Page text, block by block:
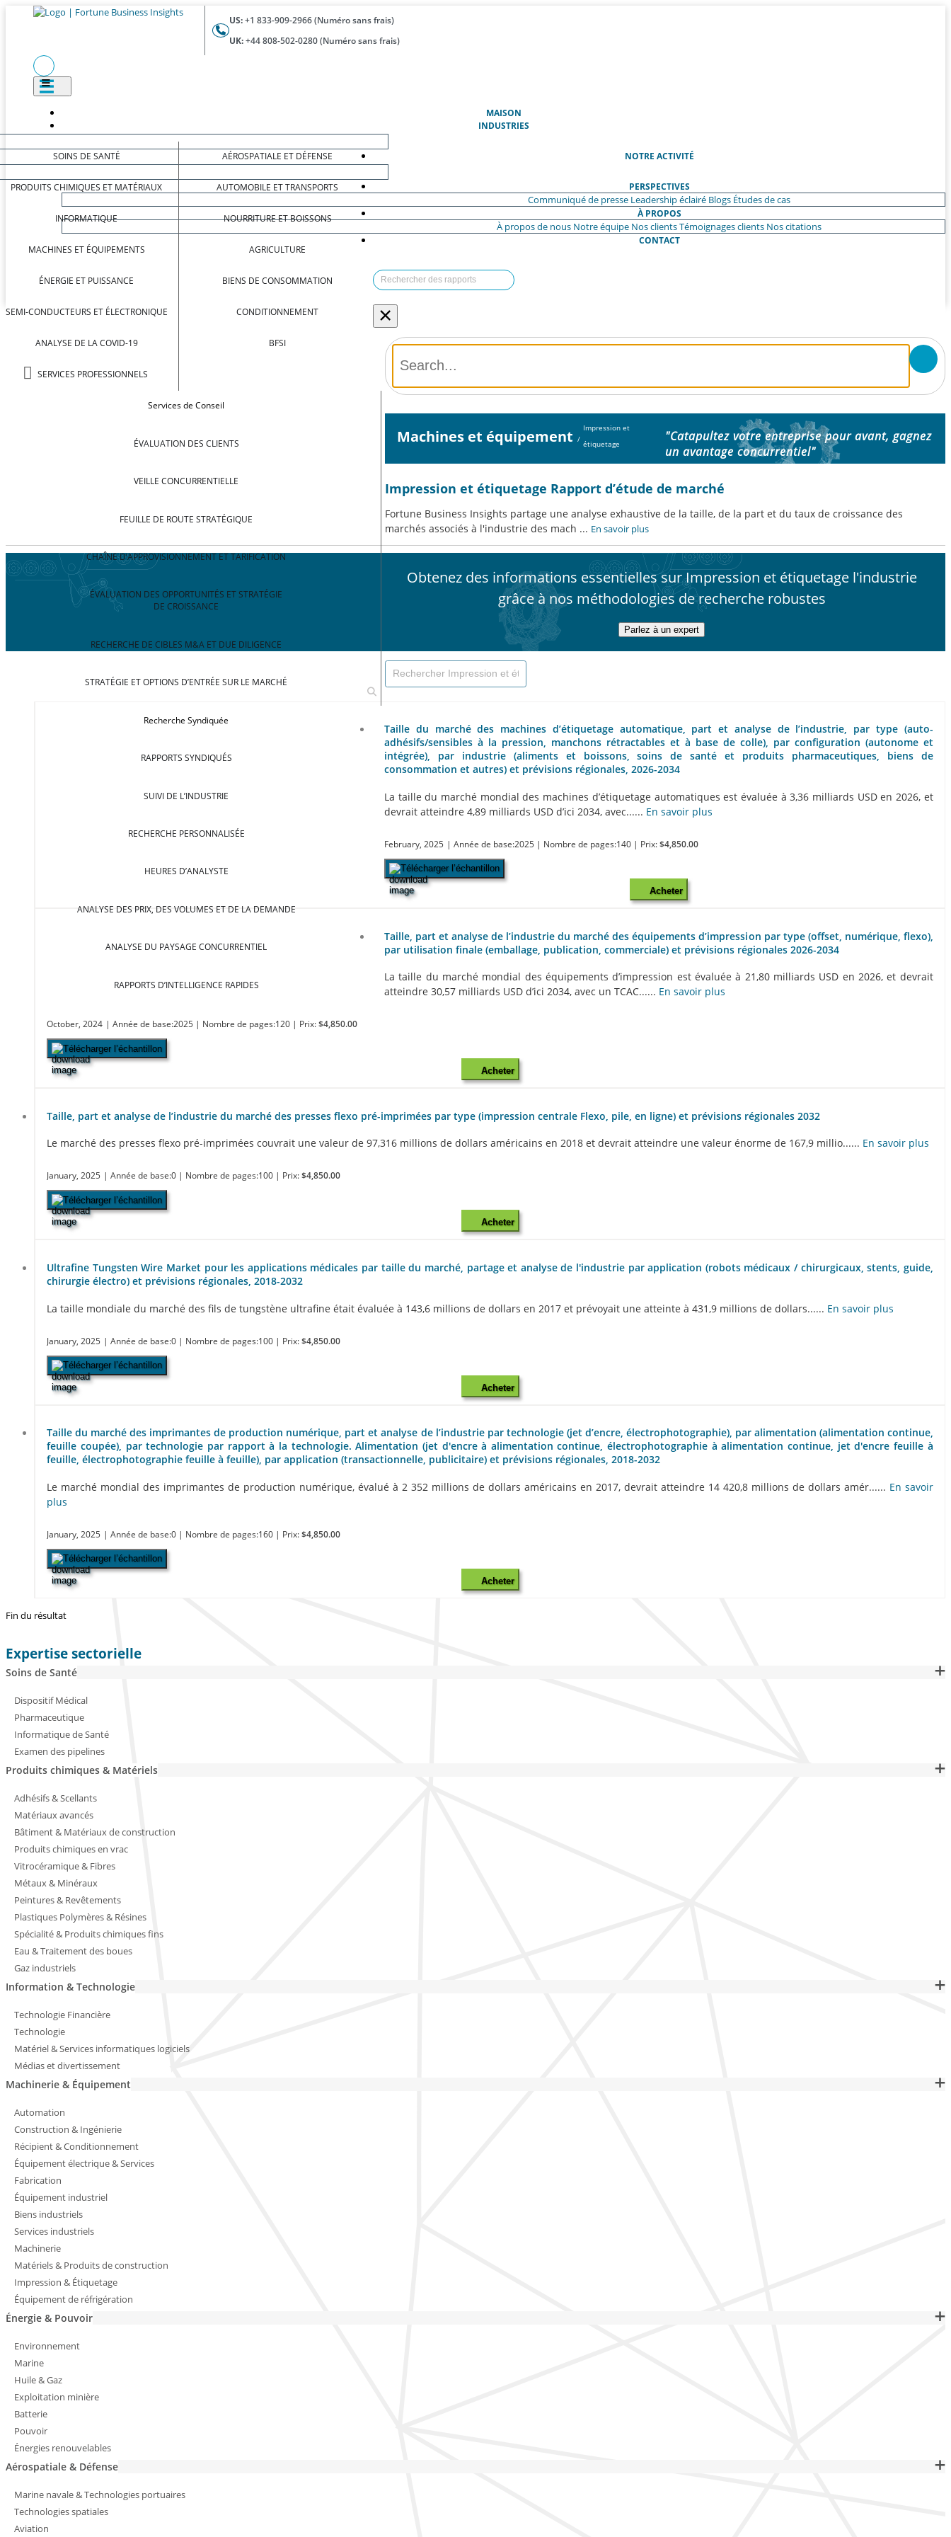
US:+1 833-909-2966 (Numéro sans frais)
UK:+44 808-502-0280 (Numéro sans frais)
MAISON(ACTUEL)
INDUSTRIES
SOINS DE SANTÉ
PRODUITS CHIMIQUES ET MATÉRIAUX
INFORMATIQUE
MACHINES ET ÉQUIPEMENTS
ÉNERGIE ET PUISSANCE
SEMI-CONDUCTEURS ET ÉLECTRONIQUE
ANALYSE DE LA COVID-19
SERVICES PROFESSIONNELS
AÉROSPATIALE ET DÉFENSE
AUTOMOBILE ET TRANSPORTS
NOURRITURE ET BOISSONS
AGRICULTURE
BIENS DE CONSOMMATION
CONDITIONNEMENT
BFSI
NOTRE ACTIVITÉ
Services de Conseil
ÉVALUATION DES CLIENTS
VEILLE CONCURRENTIELLE
FEUILLE DE ROUTE STRATÉGIQUE
CHAÎNE D’APPROVISIONNEMENT ET TARIFICATION
ÉVALUATION DES OPPORTUNITÉS ET STRATÉGIE
DE CROISSANCE
RECHERCHE DE CIBLES M&A ET DUE DILIGENCE
STRATÉGIE ET OPTIONS D’ENTRÉE SUR LE MARCHÉ
Recherche Syndiquée
RAPPORTS SYNDIQUÉS
SUIVI DE L’INDUSTRIE
RECHERCHE PERSONNALISÉE
HEURES D’ANALYSTE
ANALYSE DES PRIX, DES VOLUMES ET DE LA DEMANDE
ANALYSE DU PAYSAGE CONCURRENTIEL
RAPPORTS D’INTELLIGENCE RAPIDES
PERSPECTIVES
Communiqué de presse Leadership éclairé Blogs Études de cas
À PROPOS
À propos de nous Notre équipe Nos clientsTémoignages clients Nos citations
CONTACT
×
Machines et équipement /
Impression et
étiquetage
"Catapultez votre entreprise pour avant, gagnez
un avantage concurrentiel"
Impression et étiquetage Rapport d’étude de marché
Fortune Business Insights partage une analyse exhaustive de la taille, de la part et du taux de croissance des
marchés associés à l'industrie des mach ... En savoir plus
Obtenez des informations essentielles sur Impression et étiquetage l'industrie
grâce à nos méthodologies de recherche robustes
Parlez à un expert
Taille du marché des machines d’étiquetage automatique, part et analyse de l’industrie, par type (auto-
adhésifs/sensibles à la pression, manchons rétractables et à base de colle), par configuration (autonome et
intégrée), par industrie (aliments et boissons, soins de santé et produits pharmaceutiques, biens de
consommation et autres) et prévisions régionales, 2026-2034
La taille du marché mondial des machines d’étiquetage automatiques est évaluée à 3,36 milliards USD en 2026, et
devrait atteindre 4,89 milliards USD d’ici 2034, avec...... En savoir plus
February, 2025 | Année de base:2025 | Nombre de pages:140 | Prix: $4,850.00
Télécharger l’échantillon
Acheter
Taille, part et analyse de l’industrie du marché des équipements d’impression par type (offset, numérique, flexo),
par utilisation finale (emballage, publication, commerciale) et prévisions régionales 2026-2034
La taille du marché mondial des équipements d’impression est évaluée à 21,80 milliards USD en 2026, et devrait
atteindre 30,57 milliards USD d’ici 2034, avec un TCAC...... En savoir plus
October, 2024 | Année de base:2025 | Nombre de pages:120 | Prix:$4,850.00
Télécharger l’échantillon
Acheter
Taille, part et analyse de l’industrie du marché des presses flexo pré-imprimées par type (impression centrale Flexo, pile, en ligne) et prévisions régionales 2032
Le marché des presses flexo pré-imprimées couvrait une valeur de 97,316 millions de dollars américains en 2018 et devrait atteindre une valeur énorme de 167,9 millio...... En savoir plus
January, 2025 | Année de base:0 | Nombre de pages:100 | Prix:$4,850.00
Télécharger l’échantillon
Acheter
Ultrafine Tungsten Wire Market pour les applications médicales par taille du marché, partage et analyse de l'industrie par application (robots médicaux / chirurgicaux, stents, guide,
chirurgie électro) et prévisions régionales, 2018-2032
La taille mondiale du marché des fils de tungstène ultrafine était évaluée à 143,6 millions de dollars en 2017 et prévoyait une atteinte à 431,9 millions de dollars...... En savoir plus
January, 2025 | Année de base:0 | Nombre de pages:100 | Prix:$4,850.00
Télécharger l’échantillon
Acheter
Taille du marché des imprimantes de production numérique, part et analyse de l’industrie par technologie (jet d’encre, électrophotographie), par alimentation (alimentation continue,
feuille coupée), par technologie par rapport à la technologie. Alimentation (jet d'encre à alimentation continue, électrophotographie à alimentation continue, jet d'encre feuille à
feuille, électrophotographie feuille à feuille), par application (transactionnelle, publicitaire) et prévisions régionales, 2018-2032
Le marché mondial des imprimantes de production numérique, évalué à 2 352 millions de dollars américains en 2017, devrait atteindre 14 420,8 millions de dollars amér...... En savoir
plus
January, 2025 | Année de base:0 | Nombre de pages:160 | Prix:$4,850.00
Télécharger l’échantillon
Acheter
Fin du résultat
Expertise sectorielle
Soins de Santé
Dispositif Médical
Pharmaceutique
Informatique de Santé
Examen des pipelines
Produits chimiques & Matériels
Adhésifs & Scellants
Matériaux avancés
Bâtiment & Matériaux de construction
Produits chimiques en vrac
Vitrocéramique & Fibres
Métaux & Minéraux
Peintures & Revêtements
Plastiques Polymères & Résines
Spécialité & Produits chimiques fins
Eau & Traitement des boues
Gaz industriels
Information & Technologie
Technologie Financière
Technologie
Matériel & Services informatiques logiciels
Médias et divertissement
Machinerie & Équipement
Automation
Construction & Ingénierie
Récipient & Conditionnement
Équipement électrique & Services
Fabrication
Équipement industriel
Biens industriels
Services industriels
Machinerie
Matériels & Produits de construction
Impression & Étiquetage
Équipement de réfrigération
Énergie & Pouvoir
Environnement
Marine
Huile & Gaz
Exploitation minière
Batterie
Pouvoir
Énergies renouvelables
Aérospatiale & Défense
Marine navale & Technologies portuaires
Technologies spatiales
Aviation